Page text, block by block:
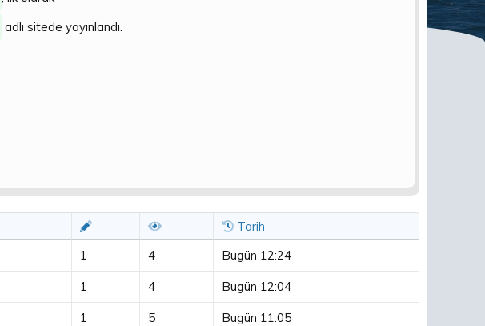
adlı sitede yayınlandı.
Tarih
1 4 Bugün 12:24
1 4 Bugün 12:04
1 5 Bugün 11:05